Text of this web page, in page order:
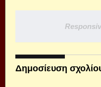
Δημοσίευση